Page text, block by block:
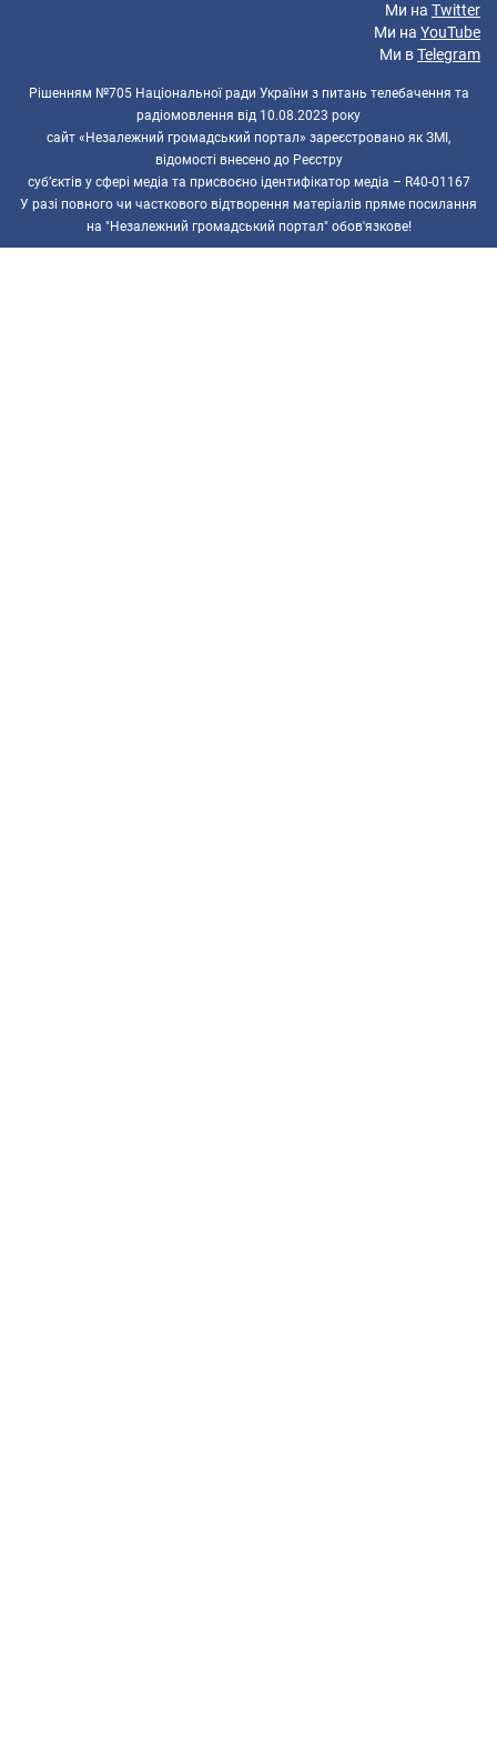
Ми на Twitter
Ми на YouTube
Ми вTelegram
Рішенням №705 Національної ради України з питань телебачення та
радіомовлення від 10.08.2023 року
сайт «Незалежний громадський портал» зареєстровано як ЗМІ,
відомості внесено до Реєстру
суб’єктів у сфері медіа та присвоєно ідентифікатор медіа – R40-01167
У разі повного чи часткового відтворення матеріалів пряме посилання
на "Незалежний громадський портал" обов'язкове!